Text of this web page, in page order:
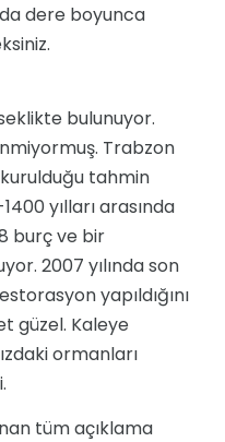
dere boyunca
bulunuyor.
Trabzon
tahmin
yılları arasında
burç ve bir
2007 yılında son
yapıldığını
güzel. Kaleye
ormanları
tüm açıklama